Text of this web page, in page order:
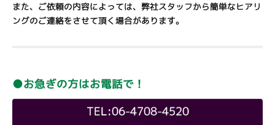
また、ご依頼の内容によっては、弊社スタッフから簡単なヒアリ
ングのご連絡をさせて頂く場合があります。
●お急ぎの方はお電話で！
TEL:06-4708-4520